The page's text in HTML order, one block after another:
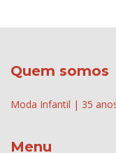
Quem somos
Moda Infantil | 35
Menu